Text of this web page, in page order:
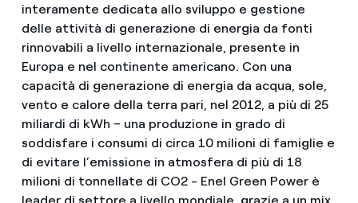
interamente dedicata allo sviluppo e gestione
delle attività di generazione di energia da fonti
rinnovabili a livello internazionale, presente in
Europa e nel continente americano. Con una
capacità di generazione di energia da acqua, sole,
vento e calore della terra pari, nel 2012, a più di 25
miliardi di kWh – una produzione in grado di
soddisfare i consumi di circa 10 milioni di famiglie e
di evitare l’emissione in atmosfera di più di 18
milioni di tonnellate di CO2 - Enel Green Power è
leader di settore a livello mondiale, grazie a un mix